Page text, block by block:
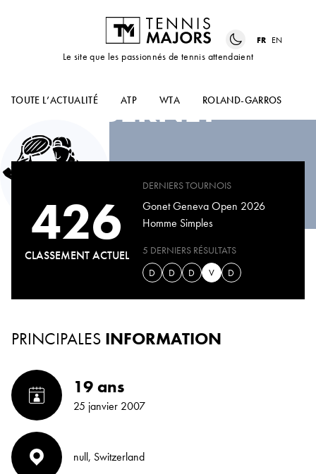
Le site que les passionnés de tennis attendaient
FR EN
TOUTE L’ACTUALITÉ ATP WTA ROLAND-GARROS
HENRY
BERNET
426
CLASSEMENT ACTUEL
DERNIERS TOURNOIS
Gonet Geneva Open 2026
Homme Simples
5 DERNIERS RÉSULTATS
D
D D V D
PRINCIPALES INFORMATION
19 ans
25 janvier 2007
null, Switzerland